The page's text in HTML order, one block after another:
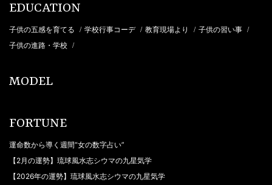
EDUCATION
子供の五感を育てる / 学校行事コーデ / 教育現場より / 子供の習い事 /
子供の進路・学校 /
MODEL
FORTUNE
運命数から導く週間“女の数字占い”
【2月の運勢】琉球風水志シウマの九星気学
【2026年の運勢】琉球風水志シウマの九星気学